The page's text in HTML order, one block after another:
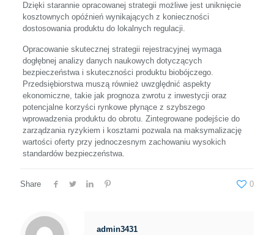
Dzięki starannie opracowanej strategii możliwe jest uniknięcie
kosztownych opóźnień wynikających z konieczności
dostosowania produktu do lokalnych regulacji.
Opracowanie skutecznej strategii rejestracyjnej wymaga
dogłębnej analizy danych naukowych dotyczących
bezpieczeństwa i skuteczności produktu biobójczego.
Przedsiębiorstwa muszą również uwzględnić aspekty
ekonomiczne, takie jak prognoza zwrotu z inwestycji oraz
potencjalne korzyści rynkowe płynące z szybszego
wprowadzenia produktu do obrotu. Zintegrowane podejście do
zarządzania ryzykiem i kosztami pozwala na maksymalizację
wartości oferty przy jednoczesnym zachowaniu wysokich
standardów bezpieczeństwa.
Share 0
admin3431